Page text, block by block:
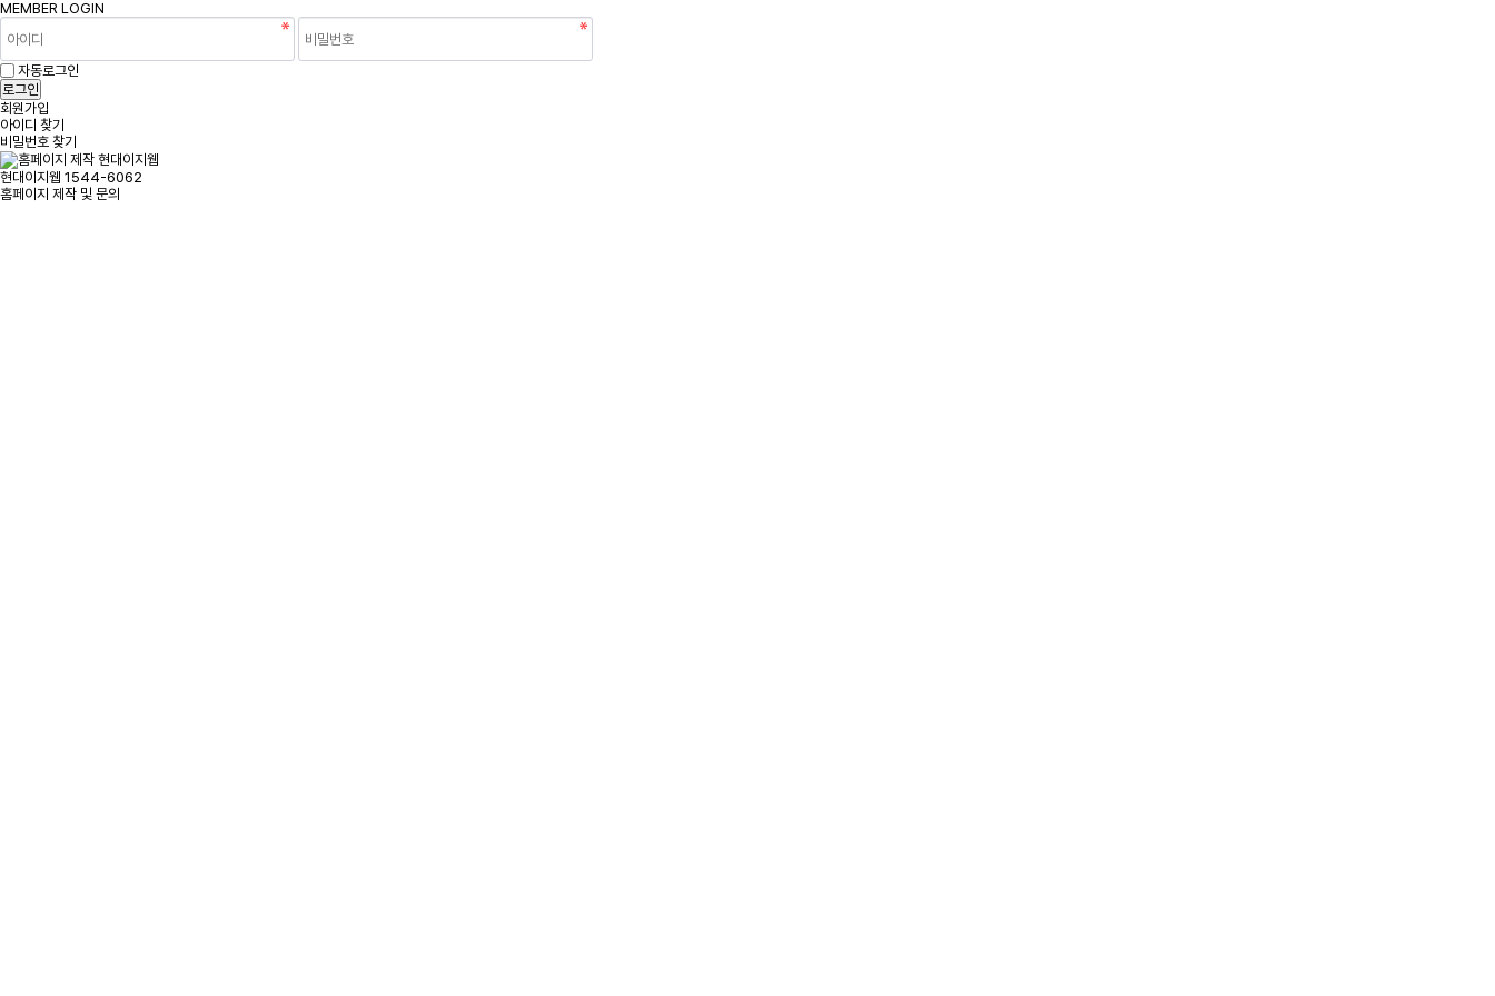
MEMBER LOGIN
자동로그인
회원가입
아이디 찾기
비밀번호 찾기
현대이지웹 1544-6062
홈페이지 제작 및 문의